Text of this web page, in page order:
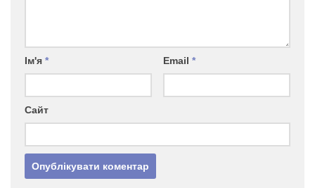
Ім'я * Email *
Сайт